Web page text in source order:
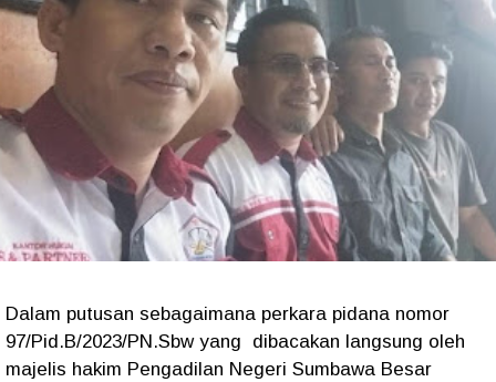
Dalam putusan sebagaimana perkara pidana nomor
97/Pid.B/2023/PN.Sbw yang dibacakan langsung oleh
majelis hakim Pengadilan Negeri Sumbawa Besar